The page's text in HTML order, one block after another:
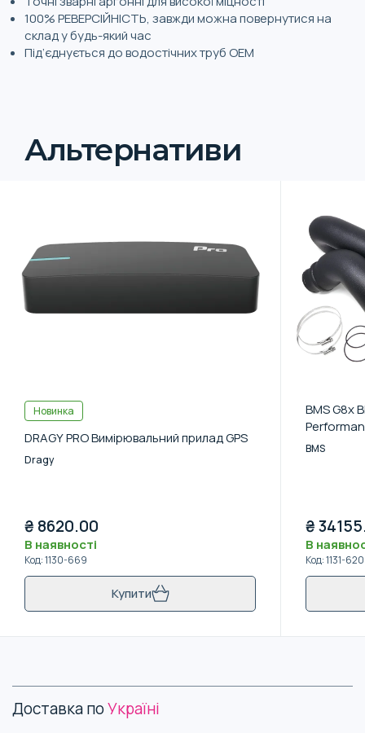
100% РЕВЕРСІЙНІСТЬ, завжди можна повернутися на
склад у будь-який час
Під’єднується до водостічних труб OEM
Альтернативи
Новинка
DRAGY PRO Вимірювальний прилад GPS
Dragy
₴ 8620.00
В наявності
Код:1130-669
Купити
BMS G8x
BMS
₴
В
Код:1131-620
Доставка поУкраїні